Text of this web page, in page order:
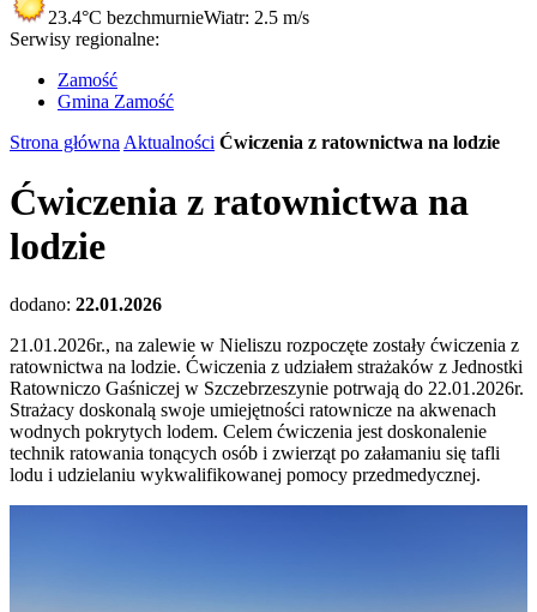
23.4°C bezchmurnieWiatr: 2.5 m/s
Serwisy regionalne:
Zamość
Gmina Zamość
Strona główna Aktualności Ćwiczenia z ratownictwa na lodzie
Ćwiczenia z ratownictwa na
lodzie
dodano: 22.01.2026
21.01.2026r., na zalewie w Nieliszu rozpoczęte zostały ćwiczenia z
ratownictwa na lodzie. Ćwiczenia z udziałem strażaków z Jednostki
Ratowniczo Gaśniczej w Szczebrzeszynie potrwają do 22.01.2026r.
Strażacy doskonalą swoje umiejętności ratownicze na akwenach
wodnych pokrytych lodem. Celem ćwiczenia jest doskonalenie
technik ratowania tonących osób i zwierząt po załamaniu się tafli
lodu i udzielaniu wykwalifikowanej pomocy przedmedycznej.